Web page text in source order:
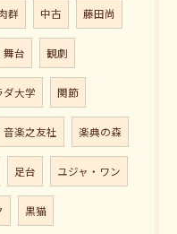
群 中古 藤田尚
舞台 観劇
ダ大学 関節
音楽之友社 楽典の森
足台 ユジャ・ワン
黒猫